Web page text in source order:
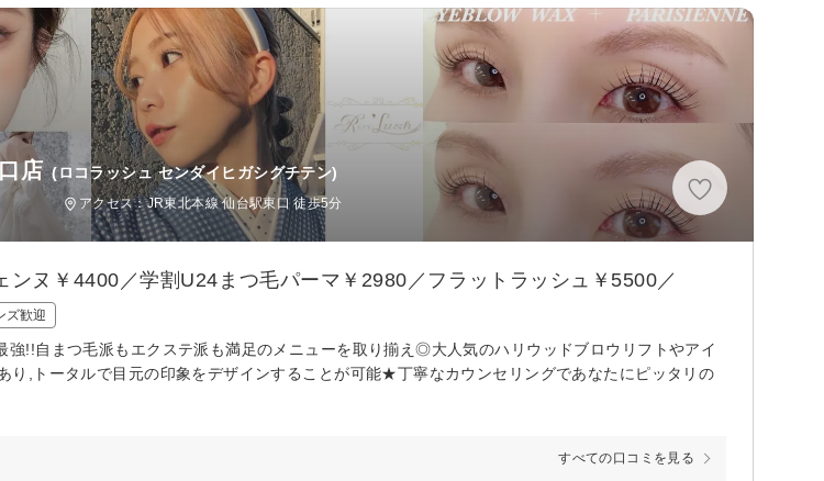
店 (ロコラッシュ センダイヒガシグチテン)
アクセス：JR東北本線 仙台駅東口 徒歩5分
ヌ￥4400／学割U24まつ毛パーマ￥2980／フラットラッシュ￥5500／
ズ歓迎
強!!自まつ毛派もエクステ派も満足のメニューを取り揃え◎大人気のハリウッドブロウリフトやアイ
り,トータルで目元の印象をデザインすることが可能★丁寧なカウンセリングであなたにピッタリの
すべての口コミを見る